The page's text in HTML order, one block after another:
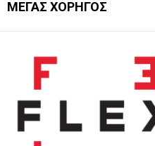
ΜΕΓΑΣ ΧΟΡΗΓΟΣ